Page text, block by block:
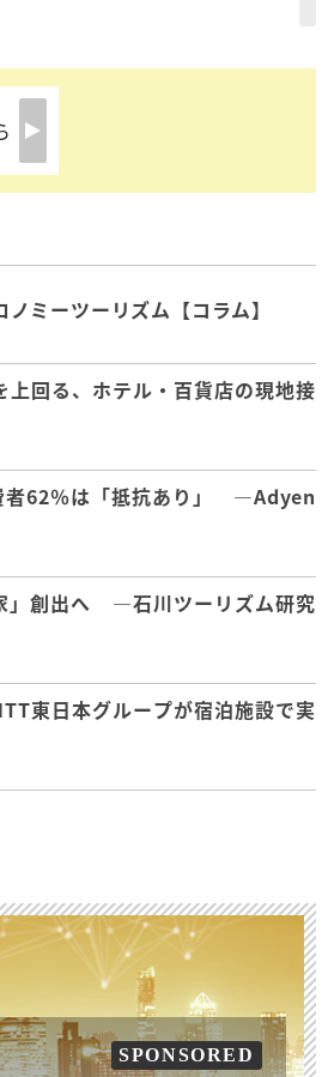
ミーツーリズム【コラム】
回る、ホテル・百貨店の現地接
者62％は「抵抗あり」 ―Adyen
」創出へ ―石川ツーリズム研究
東日本グループが宿泊施設で実
SPONSORED